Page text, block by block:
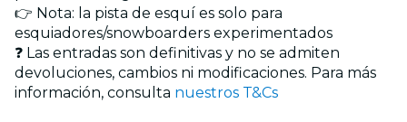
👉 Nota: la pista de esquí es solo para
esquiadores/snowboarders experimentados
❓ Las entradas son definitivas y no se admiten
devoluciones, cambios ni modificaciones. Para más
información, consulta nuestros T&Cs